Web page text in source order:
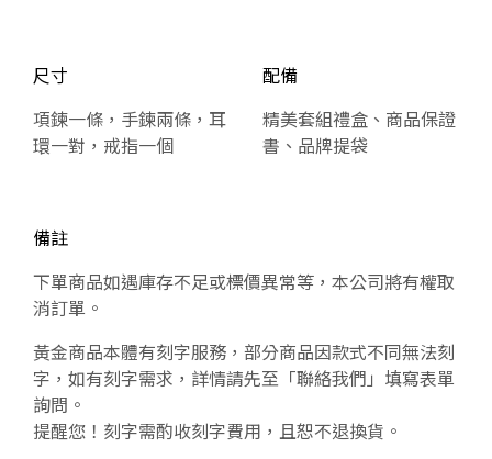
尺寸
項鍊一條，手鍊兩條，耳
環一對，戒指一個
配備
精美套組禮盒、商品保證
書、品牌提袋
備註
下單商品如遇庫存不足或標價異常等，本公司將有權取
消訂單。
黃金商品本體有刻字服務，部分商品因款式不同無法刻
字，如有刻字需求，詳情請先至「聯絡我們」填寫表單
詢問。
提醒您！刻字需酌收刻字費用，且恕不退換貨。